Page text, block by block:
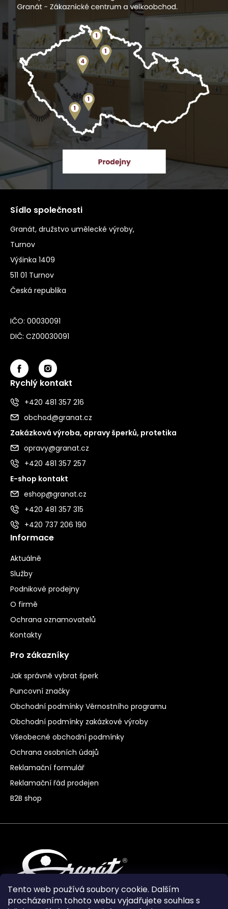
Tento web používá soubory cookie. Dalším
procházením tohoto webu vyjadřujete souhlas s
Sídlo společnosti
Granát, družstvo umělecké výroby,
Turnov
Výšinka 1409
511 01 Turnov
Česká republika
IČO: 00030091
DIČ: CZ00030091
Rychlý kontakt
+420 481 357 216
obchod@granat.cz
Zakázková výroba, opravy šperků, protetika
opravy@granat.cz
+420 481 357 257
E-shop kontakt
eshop@granat.cz
+420 481 357 315
+420 737 206 190
Informace
Aktuálně
Služby
Podnikové prodejny
O firmě
Ochrana oznamovatelů
Kontakty
Pro zákazníky
Jak správně vybrat šperk
Puncovní značky
Obchodní podmínky Věrnostního programu
Obchodní podmínky zakázkové výroby
Všeobecné obchodní podmínky
Ochrana osobních údajů
Reklamační formulář
Reklamační řád prodejen
B2B shop